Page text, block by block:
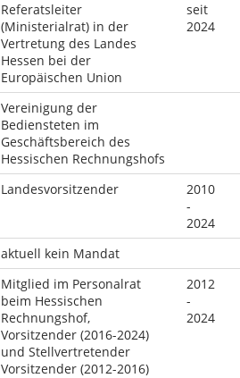
Referatsleiter
(Ministerialrat) in der
Vertretung des Landes
Hessen bei der
Europäischen Union
seit
2024
Vereinigung der
Bediensteten im
Geschäftsbereich des
Hessischen Rechnungshofs
Landesvorsitzender
2010
-
2024
aktuell kein Mandat
Mitglied im Personalrat
beim Hessischen
Rechnungshof,
Vorsitzender (2016-2024)
und Stellvertretender
Vorsitzender (2012-2016)
2012
-
2024